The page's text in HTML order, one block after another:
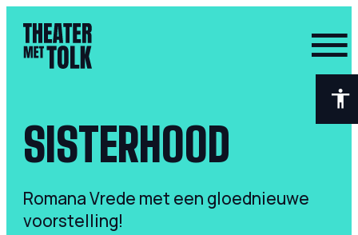
Romana Vrede met een gloednieuwe
voorstelling!
SISTERHOOD